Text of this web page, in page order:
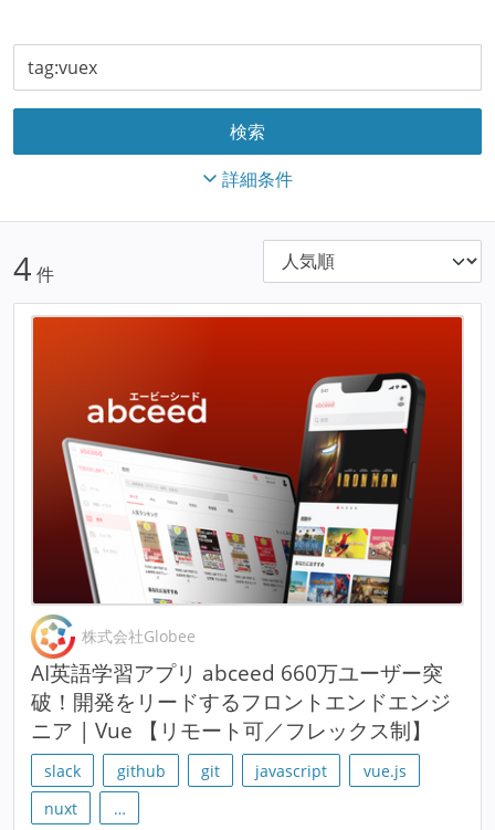
詳細条件
4 件
株式会社Globee
AI英語学習アプリ abceed 660万ユーザー突
破！開発をリードするフロントエンドエンジ
ニア | Vue 【リモート可／フレックス制】
slack github git javascript
vue.js
nuxt
…